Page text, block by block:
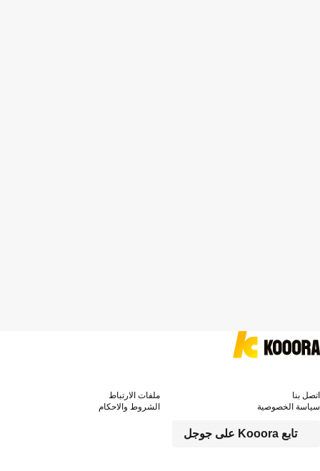
تابع Kooora على جوجل
اتصل بنا
ملفات الارتباط
سياسة الخصوصية
الشروط والاحكام